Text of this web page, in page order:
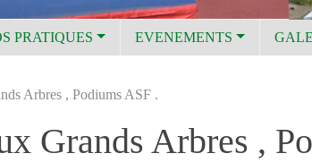
PRATIQUES EVENEMENTS
Arbres , Podiums ASF .
Grands Arbres ,